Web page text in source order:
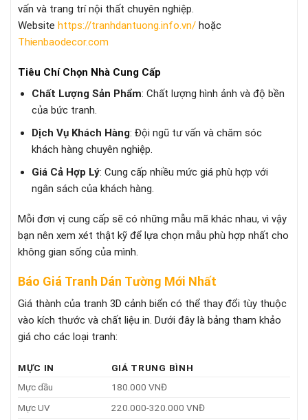
vấn và trang trí nội thất chuyên nghiệp.
Website https://tranhdantuong.info.vn/ hoặc
Thienbaodecor.com
Tiêu Chí Chọn Nhà Cung Cấp
Chất Lượng Sản Phẩm: Chất lượng hình ảnh và độ bền
của bức tranh.
Dịch Vụ Khách Hàng: Đội ngũ tư vấn và chăm sóc
khách hàng chuyên nghiệp.
Giá Cả Hợp Lý: Cung cấp nhiều mức giá phù hợp với
ngân sách của khách hàng.
Mỗi đơn vị cung cấp sẽ có những mẫu mã khác nhau, vì vậy
bạn nên xem xét thật kỹ để lựa chọn mẫu phù hợp nhất cho
không gian sống của mình.
Báo Giá Tranh Dán Tường Mới Nhất
Giá thành của tranh 3D cảnh biển có thể thay đổi tùy thuộc
vào kích thước và chất liệu in. Dưới đây là bảng tham khảo
giá cho các loại tranh:
MỰC IN
GIÁ TRUNG BÌNH
Mực dầu
180.000 VNĐ
Mực UV
220.000-320.000 VNĐ